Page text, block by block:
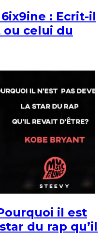
: Ecrit-il
celui du
il est
du rap qu’il